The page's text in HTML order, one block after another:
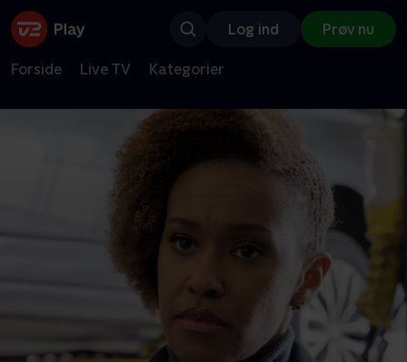
Log ind Prøv nu
Forside Live TV Kategorier